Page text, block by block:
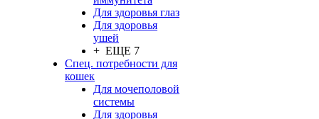
Для здоровья глаз
Для здоровья
ушей
+ ЕЩЕ 7
Спец. потребности для
кошек
Для мочеполовой
системы
Для здоровья